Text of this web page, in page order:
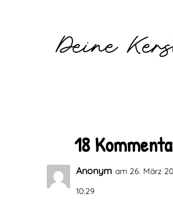
Deine
18
Anonym am 26. März
10:29